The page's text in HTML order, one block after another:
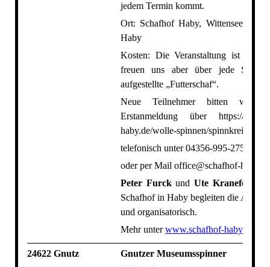
jedem Termin kommt.
Ort: Schafhof Haby, Wittenseer Str.
Haby
Kosten: Die Veranstaltung ist
freuen uns aber über jede
aufgestellte „Futterschaf“.
Neue Teilnehmer bitten wir
Erstanmeldung über https://
haby.de/wolle-spinnen/spinnkreis/,
telefonisch unter 04356-995-275
oder per Mail office@schafhof-haby.de
Peter FurckundUte Kranefeld-
Schafhof in Haby begleiten die
und organisatorisch.
Mehr unterwww.schafhof-haby.de
24622 Gnutz
Gnutzer Museumsspinner